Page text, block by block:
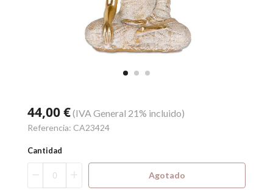
44,00 €(IVA General 21% incluido)
Referencia: CA23424
Cantidad
Agotado